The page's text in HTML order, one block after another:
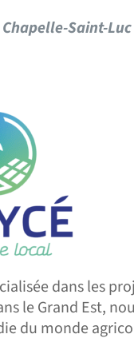
Saint-
dans les
le Grand Est,
du monde